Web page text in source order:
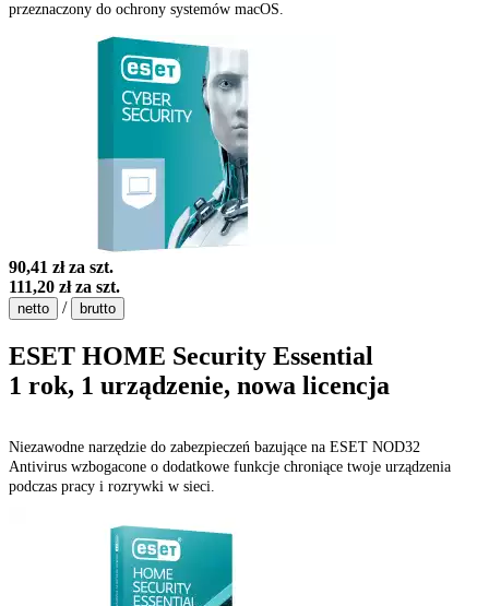
przeznaczony do ochrony systemów macOS.
90,41 złza szt.
111,20 złza szt.
netto / brutto
ESET HOME Security Essential
1 rok, 1 urządzenie, nowa licencja
Niezawodne narzędzie do zabezpieczeń bazujące na ESET NOD32
Antivirus wzbogacone o dodatkowe funkcje chroniące twoje urządzenia
podczas pracy i rozrywki w sieci.